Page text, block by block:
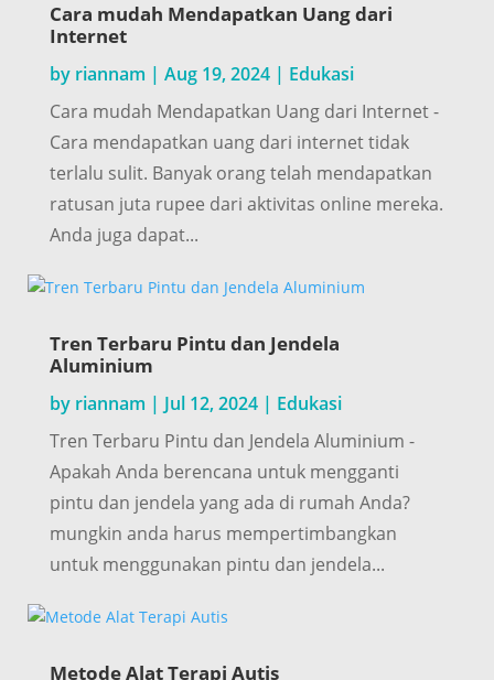
Cara mudah Mendapatkan Uang dari
Internet
by riannam | Aug 19, 2024| Edukasi
Cara mudah Mendapatkan Uang dari Internet -
Cara mendapatkan uang dari internet tidak
terlalu sulit. Banyak orang telah mendapatkan
ratusan juta rupee dari aktivitas online mereka.
Anda juga dapat...
Tren Terbaru Pintu dan Jendela
Aluminium
by riannam | Jul 12, 2024| Edukasi
Tren Terbaru Pintu dan Jendela Aluminium -
Apakah Anda berencana untuk mengganti
pintu dan jendela yang ada di rumah Anda?
mungkin anda harus mempertimbangkan
untuk menggunakan pintu dan jendela...
Metode Alat Terapi Autis